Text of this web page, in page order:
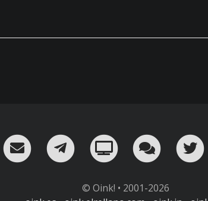
¡Mándame un email!
¡Nuestro canal en
Oink! TV Charla
© Oink! • 2001-2026